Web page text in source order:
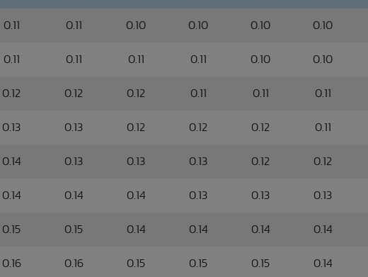
0.11 0.11 0.10 0.10 0.10 0.10
0.11 0.11 0.11 0.11 0.10 0.10
0.12 0.12 0.12 0.11 0.11 0.11
0.13 0.13 0.12 0.12 0.12 0.11
0.14 0.13 0.13 0.13 0.12 0.12
0.14 0.14 0.14 0.13 0.13 0.13
0.15 0.15 0.14 0.14 0.14 0.14
0.16 0.16 0.15 0.15 0.15 0.14